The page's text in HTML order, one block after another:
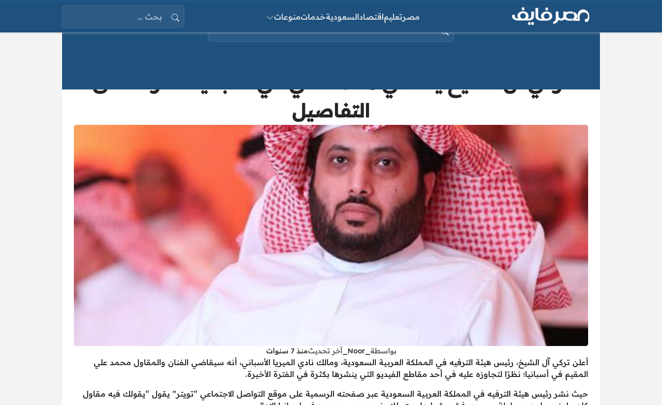
مصرتعليماقتصادالسعوديةخدماتمنوعات
البحث عن:
التفاصيل
بواسطة _Noor_ آخر تحديثمنذ 7 سنوات
أعلن تركي آل الشيخ، رئيس هيئة الترفيه في المملكة العربية السعودية، ومالك نادي الميريا الأسباني، أنه سيقاضي الفنان والمقاول محمد علي
المقيم في أسبانيا؛ نظرًا لتجاوزه عليه في أحد مقاطع الفيديو التي ينشرها بكثرة في الفترة الأخيرة.
حيث نشر رئيس هيئة الترفيه في المملكة العربية السعودية عبر صفحته الرسمية على موقع التواصل الاجتماعي “تويتر” يقول “يقولك فيه مقاول